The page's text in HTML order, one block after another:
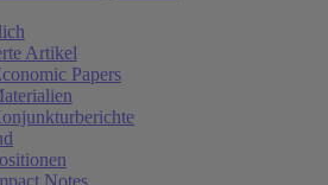
Artikel
Papers
Notes